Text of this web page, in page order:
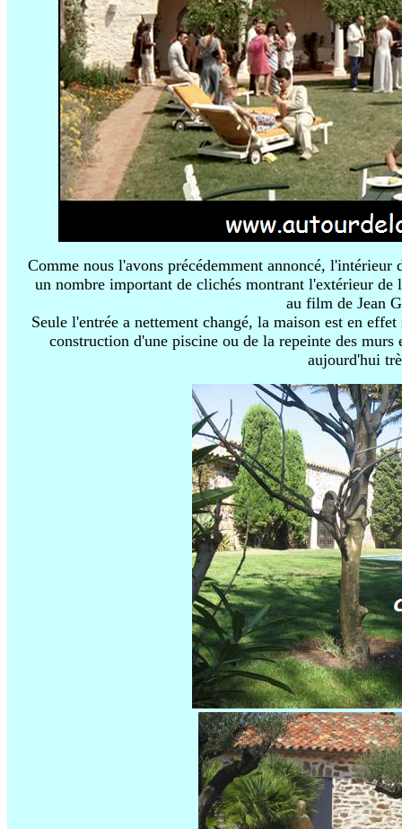
Comme nous l'avons précédemment annoncé,
un nombre important de clichés montrant l'extérieur de
au film de Jean
Seule l'entrée a nettement changé, la maison est en
construction d'une piscine ou de la repeinte des
aujourd'hui